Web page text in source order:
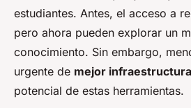
estudiantes. Antes, el acceso a
pero ahora pueden explorar un
conocimiento. Sin embargo,
urgente de mejor infraestructura
potencial de estas herramientas.